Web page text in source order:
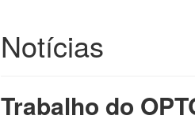
Notícias
Trabalho do